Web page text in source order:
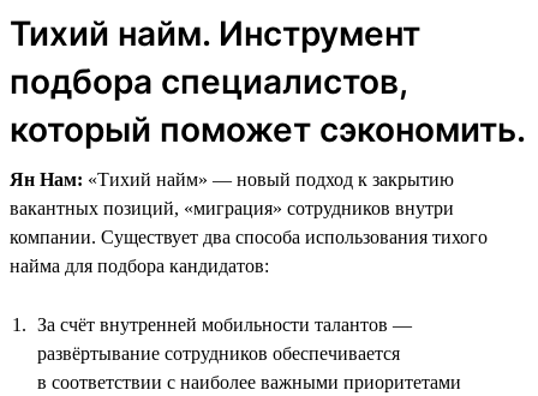
Тихий найм. Инструмент
подбора специалистов,
который поможет сэкономить.
Ян Нам: «Тихий найм» — новый подход к закрытию
вакантных позиций, «миграция» сотрудников внутри
компании. Существует два способа использования тихого
найма для подбора кандидатов:
За счёт внутренней мобильности талантов —
развёртывание сотрудников обеспечивается
в соответствии с наиболее важными приоритетами